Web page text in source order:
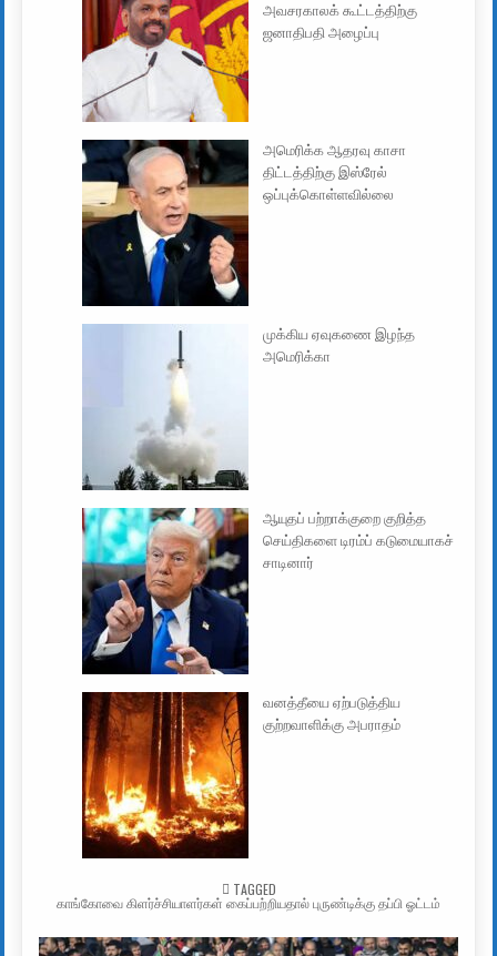
அவசரகாலக் கூட்டத்திற்கு
ஜனாதிபதி அழைப்பு
அமெரிக்க ஆதரவு காசா
திட்டத்திற்கு இஸ்ரேல்
ஒப்புக்கொள்ளவில்லை
முக்கிய ஏவுகணை இழந்த
அமெரிக்கா
ஆயுதப் பற்றாக்குறை குறித்த
செய்திகளை டிரம்ப் கடுமையாகச்
சாடினார்
வனத்தீயை ஏற்படுத்திய
குற்றவாளிக்கு அபராதம்
TAGGED
காங்கோவை கிளர்ச்சியாளர்கள் கைப்பற்றியதால் புருண்டிக்கு தப்பி ஓட்டம்